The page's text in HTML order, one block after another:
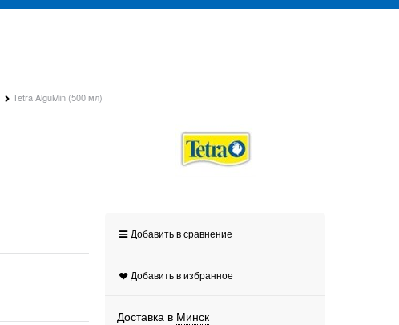
Tetra AlguMin (500 мл)
Добавить в сравнение
Добавить в избранное
Доставка в Минск